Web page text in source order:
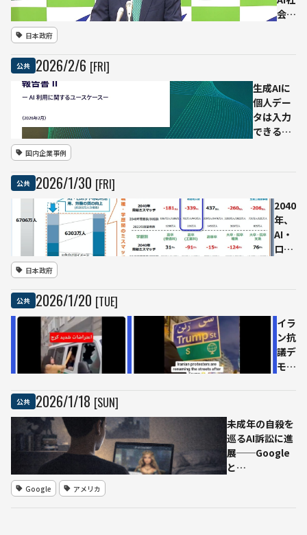
会実
い出
しへ
──
障害
の情
報提
供を
国民
日本政府
公共 2026/2/6 [FRI]
生成AIに
個人デー
タは入力
できるの
的論点を
整理した
報告書II
を公開
国内企業事例
公共 2026/1/30 [FRI]
2040
年、
AI・
ロボ
万人
不
足
事務
──
経産
省推
日本政府
公共 2026/1/20 [TUE]
イラ
ン抗
議デ
モ巡
が拡
散
ネッ
公共 2026/1/18 [SUN]
未成年の自殺を
巡るAI訴訟に進
展──Google
と
Google アメリカ